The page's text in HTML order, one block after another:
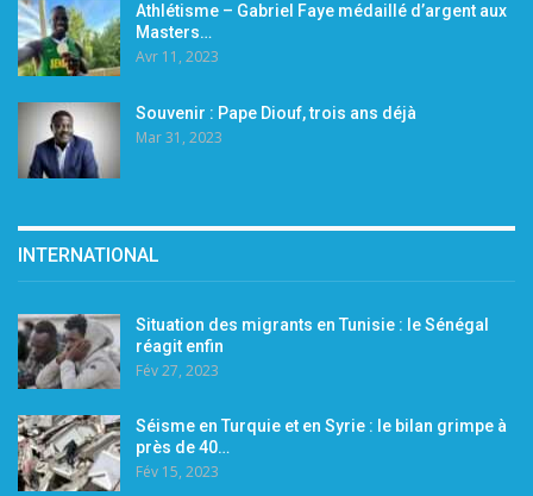
Athlétisme – Gabriel Faye médaillé d’argent aux
Masters…
Avr 11, 2023
Souvenir : Pape Diouf, trois ans déjà
Mar 31, 2023
INTERNATIONAL
Situation des migrants en Tunisie : le Sénégal
réagit enfin
Fév 27, 2023
Séisme en Turquie et en Syrie : le bilan grimpe à
près de 40…
Fév 15, 2023